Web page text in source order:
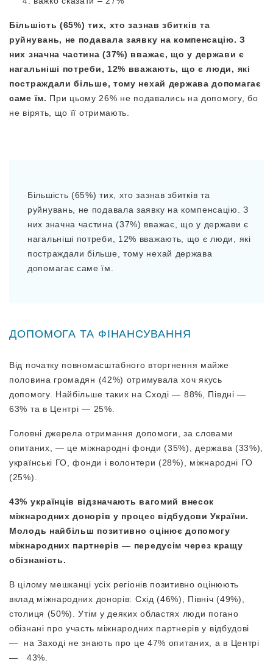
Більшість (65%) тих, хто зазнав збитків та
руйнувань, не подавала заявку на компенсацію. З
них значна частина (37%) вважає, що у держави є
нагальніші потреби, 12% вважають, що є люди, які
постраждали більше, тому нехай держава допомагає
саме їм. При цьому 26% не подавались на допомогу, бо
не вірять, що її отримають.
Більшість (65%) тих, хто зазнав збитків та
руйнувань, не подавала заявку на компенсацію. З
них значна частина (37%) вважає, що у держави є
нагальніші потреби, 12% вважають, що є люди, які
постраждали більше, тому нехай держава
допомагає саме їм.
ДОПОМОГА ТА ФІНАНСУВАННЯ
Від початку повномасштабного вторгнення майже
половина громадян (42%) отримувала хоч якусь
допомогу. Найбільше таких на Сході — 88%, Півдні —
63% та в Центрі — 25%.
Головні джерела отримання допомоги, за словами
опитаних, — це міжнародні фонди (35%), держава (33%),
українські ГО, фонди і волонтери (28%), міжнародні ГО
(25%).
43% українців відзначають вагомий внесок
міжнародних донорів у процес відбудови України.
Молодь найбільш позитивно оцінює допомогу
міжнародних партнерів — передусім через кращу
обізнаність.
В цілому мешканці усіх регіонів позитивно оцінюють
вклад міжнародних донорів: Схід (46%), Північ (49%),
столиця (50%). Утім у деяких областях люди погано
обізнані про участь міжнародних партнерів у відбудові
— на Заході не знають про це 47% опитаних, а в Центрі
— 43%.